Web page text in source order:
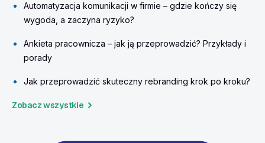
Automatyzacja komunikacji w firmie – gdzie kończy się
wygoda, a zaczyna ryzyko?
Ankieta pracownicza – jak ją przeprowadzić? Przykłady i
porady
Jak przeprowadzić skuteczny rebranding krok po kroku?
Zobacz wszystkie